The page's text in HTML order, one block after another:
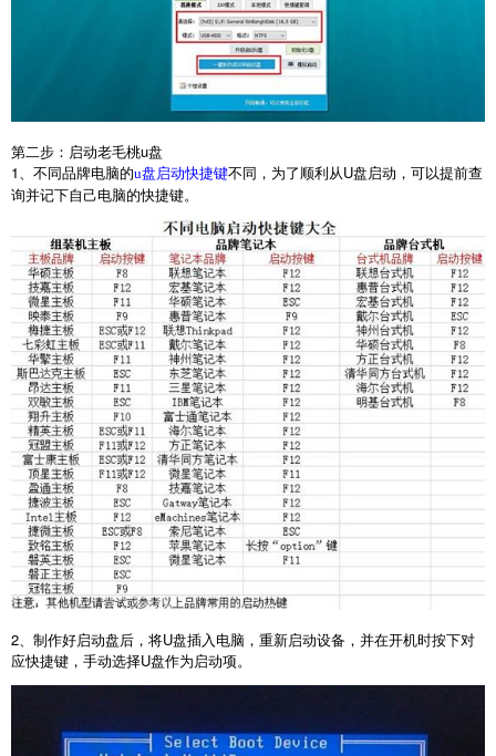
第二步：启动老毛桃u盘
1、不同品牌电脑的u盘启动快捷键不同，为了顺利从U盘启动，可以提前查
询并记下自己电脑的快捷键。
2、制作好启动盘后，将U盘插入电脑，重新启动设备，并在开机时按下对
应快捷键，手动选择U盘作为启动项。